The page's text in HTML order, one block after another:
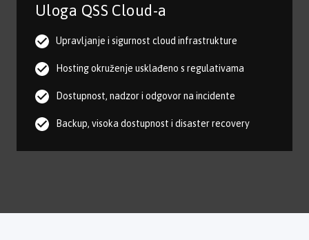
Uloga QSS Cloud-a
Upravljanje i sigurnost cloud infrastrukture
Hosting okruženje usklađeno s regulativama
Dostupnost, nadzor i odgovor na incidente
Backup, visoka dostupnost i disaster recovery